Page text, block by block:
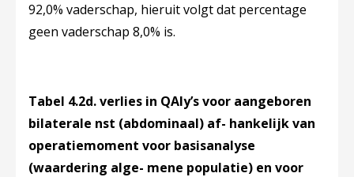
92,0% vaderschap, hieruit volgt dat percentage
geen vaderschap 8,0% is.
Tabel 4.2d. verlies in QAly’s voor aangeboren
bilaterale nst (abdominaal) af- hankelijk van
operatiemoment voor basisanalyse
(waardering alge- mene populatie) en voor